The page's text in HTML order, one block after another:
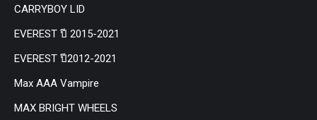
CARRYBOY LID
EVEREST ปี 2015-2021
EVEREST ปี2012-2021
Max AAA Vampire
MAX BRIGHT WHEELS